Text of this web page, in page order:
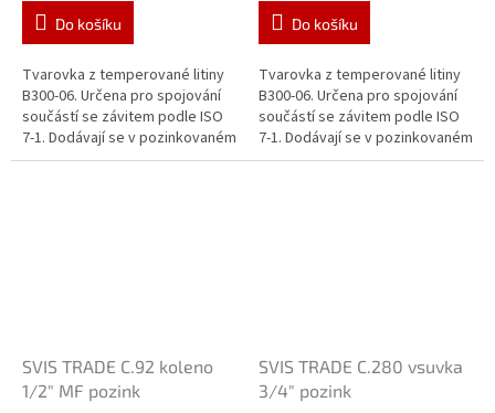
Do košíku
Tvarovka z temperované litiny
B300-06. Určena pro spojování
součástí se závitem podle ISO
7-1. Dodávají se v pozinkovaném
provedení. Zinkový povlak o
Do košíku
Tvarovka z temperované litiny
B300-06. Určena pro spojování
součástí se závitem podle ISO
7-1. Dodávají se v pozinkovaném
provedení. Zinkový povlak o
SVIS TRADE C.92 koleno
1/2" MF pozink
SVIS TRADE C.280 vsuvka
3/4" pozink